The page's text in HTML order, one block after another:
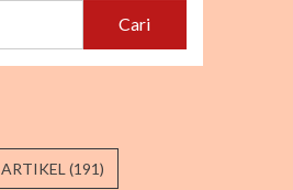
ARTIKEL (191)